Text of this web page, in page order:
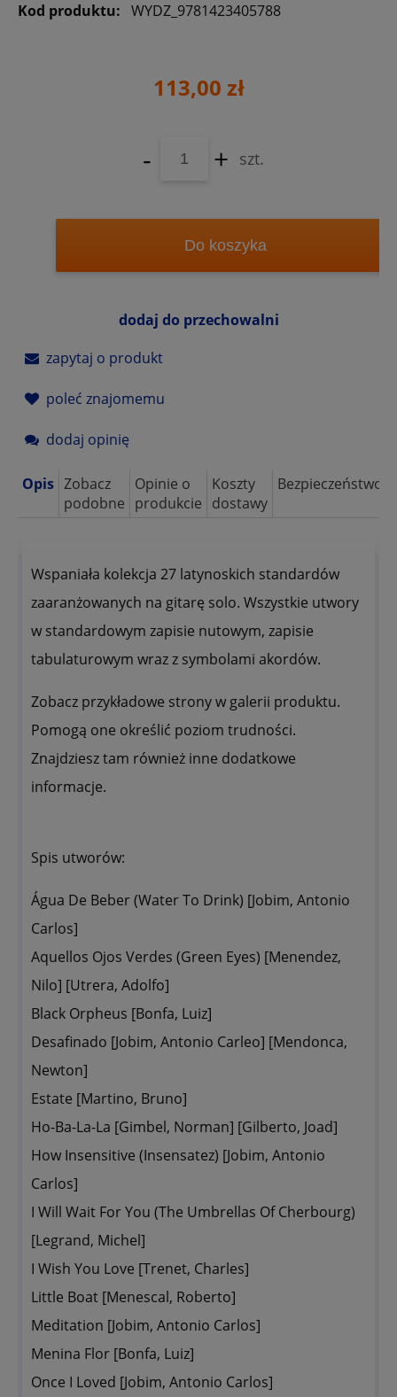
Kod produktu: WYDZ_9781423405788
113,00 zł
- + szt.
Do koszyka
dodaj do przechowalni
zapytaj o produkt
poleć znajomemu
dodaj opinię
Opis Zobacz
podobne
Opinie o
produkcie
Koszty
dostawy
Bezpieczeństwo
Wspaniała kolekcja 27 latynoskich standardów
zaaranżowanych na gitarę solo. Wszystkie utwory
w standardowym zapisie nutowym, zapisie
tabulaturowym wraz z symbolami akordów.
Zobacz przykładowe strony w galerii produktu.
Pomogą one określić poziom trudności.
Znajdziesz tam również inne dodatkowe
informacje.
Spis utworów:
Água De Beber (Water To Drink) [Jobim, Antonio
Carlos]
Aquellos Ojos Verdes (Green Eyes) [Menendez,
Nilo] [Utrera, Adolfo]
Black Orpheus [Bonfa, Luiz]
Desafinado [Jobim, Antonio Carleo] [Mendonca,
Newton]
Estate [Martino, Bruno]
Ho-Ba-La-La [Gimbel, Norman] [Gilberto, Joad]
How Insensitive (Insensatez) [Jobim, Antonio
Carlos]
I Will Wait For You (The Umbrellas Of Cherbourg)
[Legrand, Michel]
I Wish You Love [Trenet, Charles]
Little Boat [Menescal, Roberto]
Meditation [Jobim, Antonio Carlos]
Menina Flor [Bonfa, Luiz]
Once I Loved [Jobim, Antonio Carlos]